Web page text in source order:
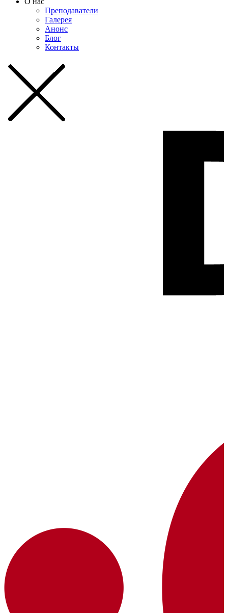
Преподаватели
Галерея
Анонс
Блог
Контакты